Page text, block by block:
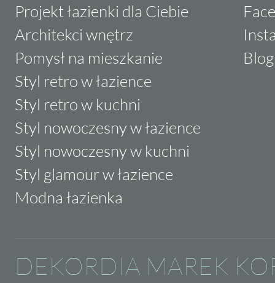
Projekt łazienki dla Ciebie
Architekci wnętrz
Pomysł na mieszkanie
Styl retro w łazience
Styl retro w kuchni
Styl nowoczesny w łazience
Styl nowoczesny w kuchni
Styl glamour w łazience
Modna łazienka
Blog
DEKORDIA MAREK